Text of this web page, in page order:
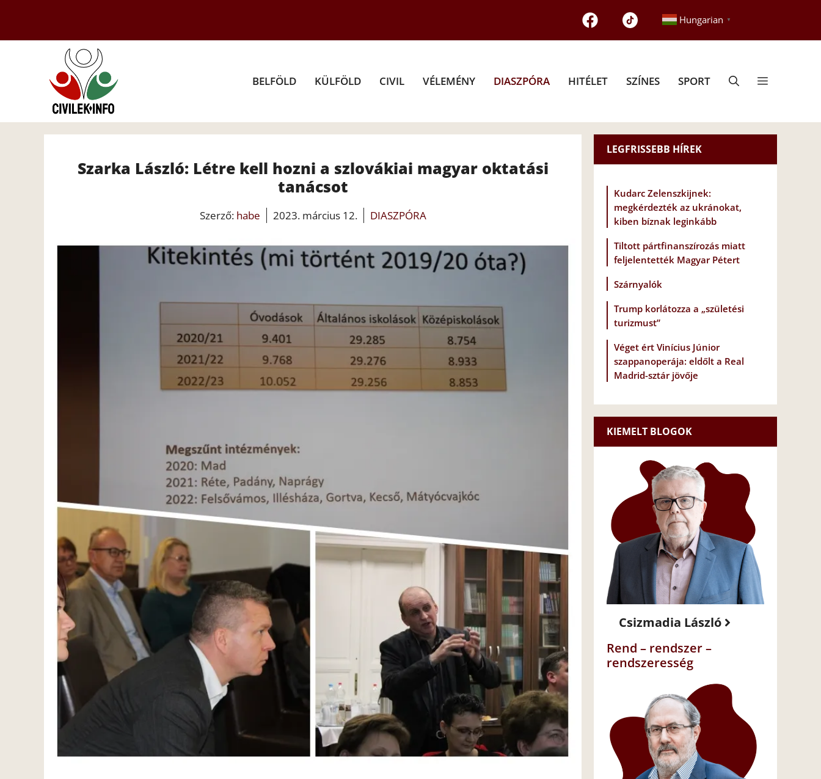
tartalomba
Hungarian ▼
BELFÖLD KÜLFÖLD CIVIL VÉLEMÉNY DIASZPÓRA HITÉLET SZÍNES SPORT
Szarka László: Létre kell hozni a szlovákiai magyar oktatási
tanácsot
Szerző: habe 2023. március 12. DIASZPÓRA
LEGFRISSEBB HÍREK
Kudarc Zelenszkijnek:
megkérdezték az ukránokat,
kiben bíznak leginkább
Tiltott pártfinanszírozás miatt
feljelentették Magyar Pétert
Szárnyalók
Trump korlátozza a „születési
turizmust”
Véget ért Vinícius Júnior
szappanoperája: eldőlt a Real
Madrid-sztár jövője
KIEMELT BLOGOK
Csizmadia László
Rend – rendszer –
rendszeresség